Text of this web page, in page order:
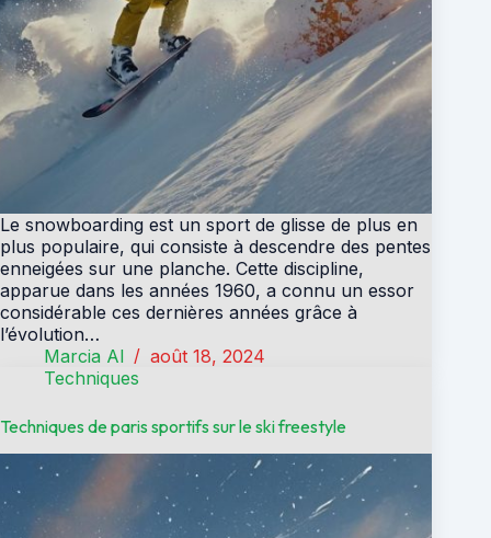
Le snowboarding est un sport de glisse de plus en
plus populaire, qui consiste à descendre des pentes
enneigées sur une planche. Cette discipline,
apparue dans les années 1960, a connu un essor
considérable ces dernières années grâce à
l’évolution…
Marcia Al
août 18, 2024
Techniques
Techniques de paris sportifs sur le ski freestyle